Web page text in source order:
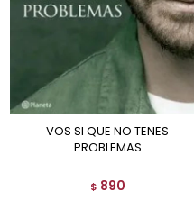
VOS SI QUE NO TENES
PROBLEMAS
$ 890